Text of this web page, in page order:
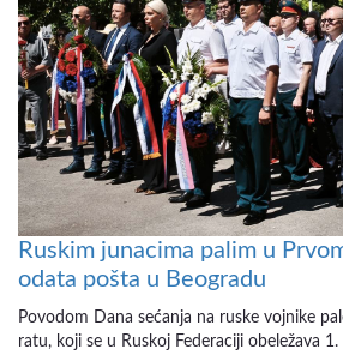
Ruskim junacima palim u
odata pošta u Beogradu
Povodom Dana sećanja na ruske vojnike
ratu, koji se u Ruskoj Federaciji obeležava 1.